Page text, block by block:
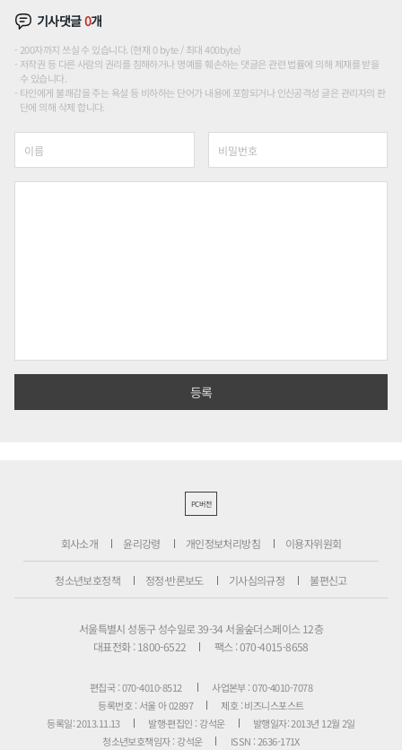
기사댓글0개
200자까지 쓰실 수 있습니다. (현재 0 byte / 최대 400byte)
저작권 등 다른 사람의 권리를 침해하거나 명예를 훼손하는 댓글은 관련 법률에 의해 제재를 받을
수 있습니다.
타인에게 불쾌감을 주는 욕설 등 비하하는 단어가 내용에 포함되거나 인신공격성 글은 관리자의 판
단에 의해 삭제 합니다.
PC버전
회사소개 윤리강령 개인정보처리방침 이용자위원회
청소년보호정책 정정·반론보도 기사심의규정 불편신고
서울특별시 성동구 성수일로 39-34 서울숲더스페이스 12층
대표전화 : 1800-6522
팩스 : 070-4015-8658
편집국 : 070-4010-8512
사업본부 : 070-4010-7078
등록번호 : 서울 아 02897
제호 : 비즈니스포스트
등록일: 2013.11.13
발행·편집인 : 강석운
발행일자: 2013년 12월 2일
청소년보호책임자 : 강석운
ISSN : 2636-171X